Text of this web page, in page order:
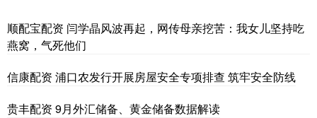
顺配宝配资 闫学晶风波再起，网传母亲挖苦：我女儿坚持吃
燕窝，气死他们
信康配资 浦口农发行开展房屋安全专项排查 筑牢安全防线
贵丰配资 9月外汇储备、黄金储备数据解读